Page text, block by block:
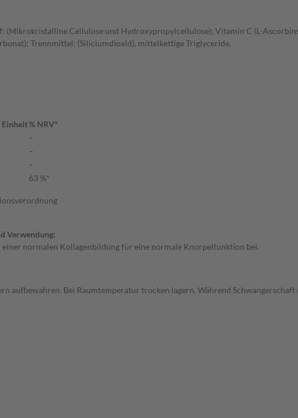
(Mikrokristalline Cellulose und Hydroxypropylcellulose); Vitamin C (L-
Trennmittel: (Siliciumdioxid), mittelkettige Triglyceride.
Einheit% NRV*
–
–
–
63 %*
Verwendung:
normalen Kollagenbildung für eine normale Knorpelfunktion bei.
aufbewahren. Bei Raumtemperatur trocken lagern. Während